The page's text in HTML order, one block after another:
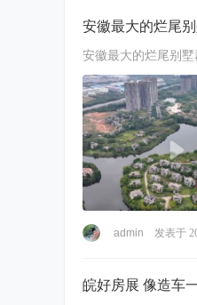
安徽最大的烂尾
admin 发表于
皖好房展 像造车